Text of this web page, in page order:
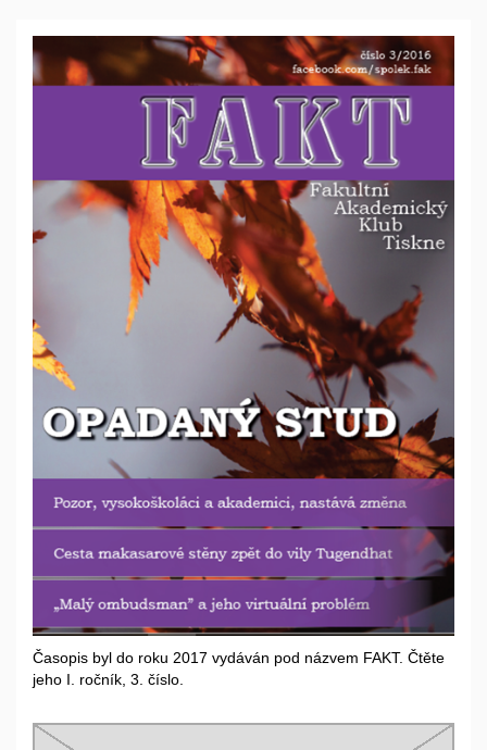
Časopis byl do roku 2017 vydáván pod názvem FAKT. Čtěte
jeho I. ročník, 3. číslo.